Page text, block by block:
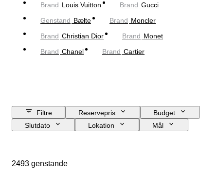
Brand Louis Vuitton Brand Gucci
Genstand Bælte Brand Moncler
Brand Christian Dior Brand Monet
Brand Chanel Brand Cartier
Filtre Reservepris
Budget
Slutdato
Lokation
Mål
Køn
2493 genstande